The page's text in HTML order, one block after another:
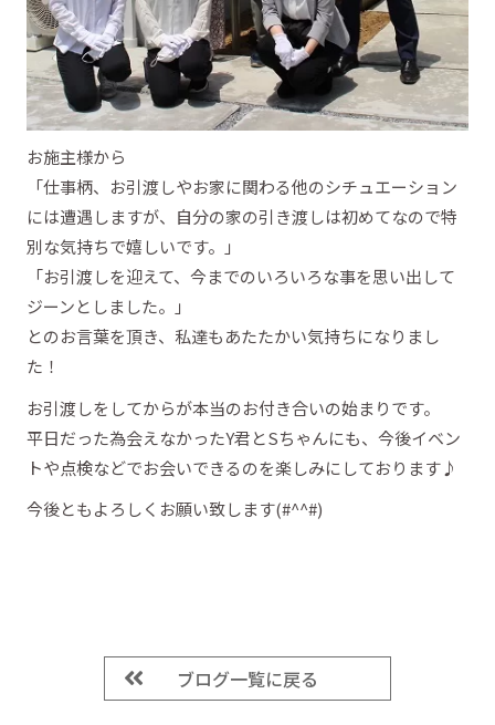
お施主様から
「仕事柄、お引渡しやお家に関わる他のシチュエーション
には遭遇しますが、自分の家の引き渡しは初めてなので特
別な気持ちで嬉しいです。」
「お引渡しを迎えて、今までのいろいろな事を思い出して
ジーンとしました。」
とのお言葉を頂き、私達もあたたかい気持ちになりまし
た！
お引渡しをしてからが本当のお付き合いの始まりです。
平日だった為会えなかったY君とSちゃんにも、今後イベン
トや点検などでお会いできるのを楽しみにしております♪
今後ともよろしくお願い致します(#^^#)
ブログ一覧に戻る